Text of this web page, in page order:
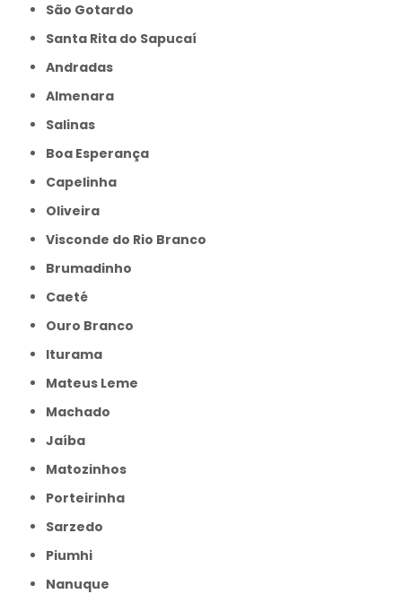
São Gotardo
Santa Rita do Sapucaí
Andradas
Almenara
Salinas
Boa Esperança
Capelinha
Oliveira
Visconde do Rio Branco
Brumadinho
Caeté
Ouro Branco
Iturama
Mateus Leme
Machado
Jaíba
Matozinhos
Porteirinha
Sarzedo
Piumhi
Nanuque